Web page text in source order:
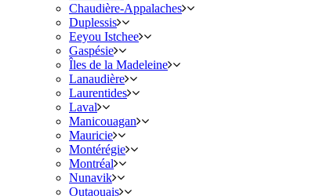
Chaudière-Appalaches
Duplessis
Eeyou Istchee
Gaspésie
Îles de la Madeleine
Lanaudière
Laurentides
Laval
Manicouagan
Mauricie
Montérégie
Montréal
Nunavik
Outaouais